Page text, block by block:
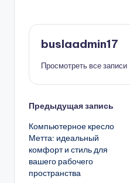
buslaadmin17
Просмотреть все записи
Навигация
записи
Предыдущая запись
Компьютерное кресло
Метта: идеальный
комфорт и стиль для
вашего рабочего
пространства